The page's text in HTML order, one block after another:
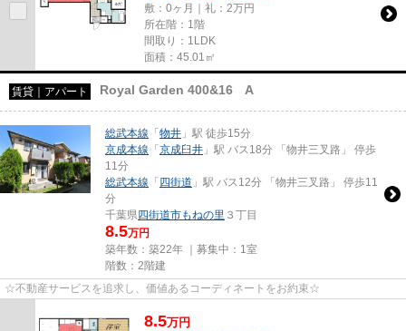
敷：0ヶ月｜礼：2万円
所在階：1階
間取り：1LDK
面積：45.01㎡
賃貸｜アパート Royal Garden 400&16 A
総武本線 「物井 」駅 徒歩15分
京成本線 「京成臼井 」駅 バス18分 「物井三叉路」 停歩
11分
総武本線 「四街道 」駅 バス12分 「物井三叉路」 停歩11
分
千葉県四街道市もねの里 ３丁目
8.5万円
築年数：築22年 ｜募集中： 1室
階数：2階建
☆不動産サービスを追求し、価値あるコーディネートをお約束☆
8.5万円